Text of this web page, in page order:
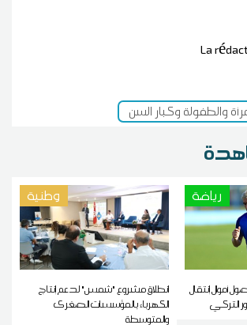
La
والطفولة وكبار السن
رياضة
أموال إنتقال
وطنية
انطلاق مشروع "شمس" لدعم إنتاج
الكهرباء بالمؤسسات الصغرى
والمتوسطة